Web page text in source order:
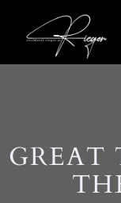
GREAT